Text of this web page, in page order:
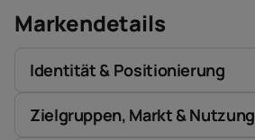
Markendetails
Identität & Positionierung
Zielgruppen, Markt & Nutzung